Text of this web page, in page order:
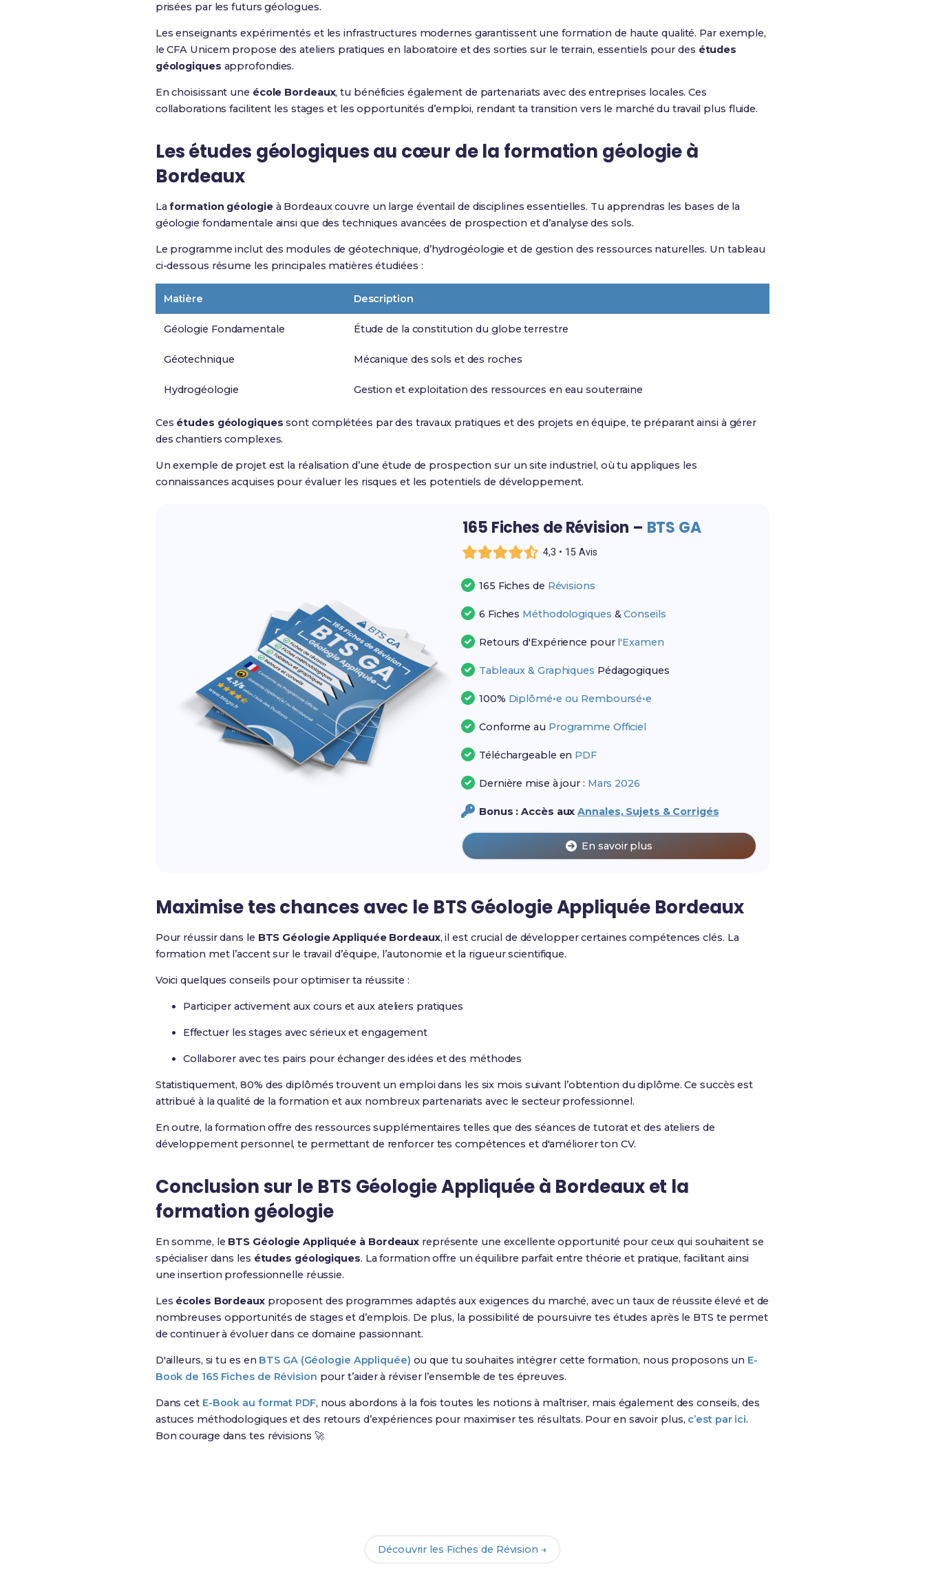
prisées par les futurs géologues.
Les enseignants expérimentés et les infrastructures modernes garantissent une formation de haute qualité. Par exemple,
le CFA Unicem propose des ateliers pratiques en laboratoire et des sorties sur le terrain, essentiels pour des études
géologiques approfondies.
En choisissant une école Bordeaux, tu bénéficies également de partenariats avec des entreprises locales. Ces
collaborations facilitent les stages et les opportunités d’emploi, rendant ta transition vers le marché du travail plus fluide.
Lesétudes géologiquesau cœur de la formation géologieà
Bordeaux
Laformation géologieà Bordeaux couvre un large éventail de disciplines essentielles. Tu apprendras les bases de la
géologie fondamentale ainsi que des techniques avancées de prospection et d’analyse des sols.
Le programme inclut des modules de géotechnique, d’hydrogéologie et de gestion des ressources naturelles. Un tableau
ci-dessous résume les principales matières étudiées :
Matière Description
Géologie Fondamentale Étude de la constitution du globe terrestre
Géotechnique Mécanique des sols et des roches
Hydrogéologie Gestion et exploitation des ressources en eau souterraine
Ces études géologiques sont complétées par des travaux pratiques et des projets en équipe, te préparant ainsi à gérer
des chantiers complexes.
Un exemple de projet est la réalisation d’une étude de prospection sur un site industriel, où tu appliques les
connaissances acquises pour évaluer les risques et les potentiels de développement.
165 Fiches de Révision – BTS GA
4,3 • 15 Avis
165 Fiches de Révisions
6 Fiches Méthodologiques &Conseils
Retours d'Expérience pour l'Examen
Tableaux & Graphiques Pédagogiques
100% Diplômé•e ou Remboursé•e
Conforme au Programme Officiel
Téléchargeable en PDF
Dernière mise à jour : Mars 2026
Bonus : Accès auxAnnales, Sujets & Corrigés
En savoir plus
Maximise tes chances avec le BTS Géologie Appliquée Bordeaux
Pour réussir dans le BTS Géologie Appliquée Bordeaux, il est crucial de développer certaines compétences clés. La
formation met l’accent sur le travail d’équipe, l’autonomie et la rigueur scientifique.
Voici quelques conseils pour optimiser ta réussite :
Participer activement aux cours et aux ateliers pratiques
Effectuer les stages avec sérieux et engagement
Collaborer avec tes pairs pour échanger des idées et des méthodes
Statistiquement, 80% des diplômés trouvent un emploi dans les six mois suivant l’obtention du diplôme. Ce succès est
attribué à la qualité de la formation et aux nombreux partenariats avec le secteur professionnel.
En outre, la formation offre des ressources supplémentaires telles que des séances de tutorat et des ateliers de
développement personnel, te permettant de renforcer tes compétences et d'améliorer ton CV.
Conclusion sur le BTS Géologie Appliquée à Bordeauxet la
formation géologie
En somme, le BTS Géologie Appliquée à Bordeaux représente une excellente opportunité pour ceux qui souhaitent se
spécialiser dans les études géologiques. La formation offre un équilibre parfait entre théorie et pratique, facilitant ainsi
une insertion professionnelle réussie.
Les écoles Bordeauxproposent des programmes adaptés aux exigences du marché, avec un taux de réussite élevé et de
nombreuses opportunités de stages et d’emplois. De plus, la possibilité de poursuivre tes études après le BTS te permet
de continuer à évoluer dans ce domaine passionnant.
D'ailleurs, si tu es en BTS GA (Géologie Appliquée) ou que tu souhaites intégrer cette formation, nous proposons un E-
Book de 165 Fiches de Révision pour t’aider à réviser l’ensemble de tes épreuves.
Dans cet E-Book au format PDF, nous abordons à la fois toutes les notions à maîtriser, mais également des conseils, des
astuces méthodologiques et des retours d’expériences pour maximiser tes résultats. Pour en savoir plus, c’est par ici.
Bon courage dans tes révisions 🚀
Découvrir les Fiches de Révision →